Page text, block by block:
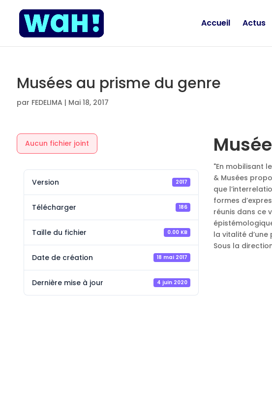
Accueil Actus
Musées au prisme du genre
par FEDELIMA | Mai 18, 2017
Aucun fichier joint
Version 2017
Télécharger 186
Taille du fichier 0.00 KB
Date de création 18 mai 2017
Dernière mise à jour 4 juin 2020
"En mobilisant
& Musées
que
formes
réunis dans ce
la vitalité
Sous la